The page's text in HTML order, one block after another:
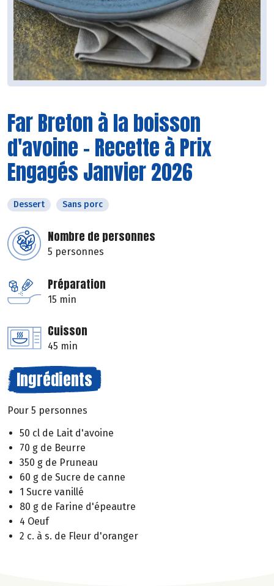
Far Breton à la boisson
d'avoine - Recette à Prix
Engagés Janvier 2026
Dessert Sans porc
Nombre de personnes
5 personnes
Préparation
15 min
Cuisson
45 min
Ingrédients
Pour 5 personnes
50 cl de Lait d'avoine
70 g de Beurre
350 g de Pruneau
60 g de Sucre de canne
1 Sucre vanillé
80 g de Farine d'épeautre
4 Oeuf
2 c. à s. de Fleur d'oranger